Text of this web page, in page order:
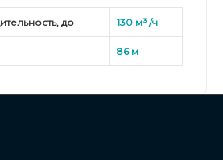
песковые и шламовые
KBZ
LPP
до 130 м³ /ч
86 м